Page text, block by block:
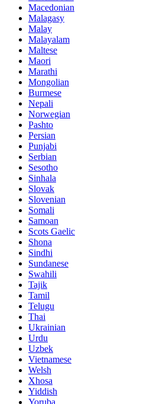
Macedonian
Malagasy
Malay
Malayalam
Maltese
Maori
Marathi
Mongolian
Burmese
Nepali
Norwegian
Pashto
Persian
Punjabi
Serbian
Sesotho
Sinhala
Slovak
Slovenian
Somali
Samoan
Scots Gaelic
Shona
Sindhi
Sundanese
Swahili
Tajik
Tamil
Telugu
Thai
Ukrainian
Urdu
Uzbek
Vietnamese
Welsh
Xhosa
Yiddish